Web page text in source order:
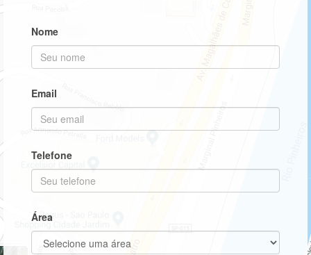
Informe
seu
nome
no
Nome
Informe
seu
mail
campo
Email
Informe
seu
telefone
no
campo
Telefone
Área